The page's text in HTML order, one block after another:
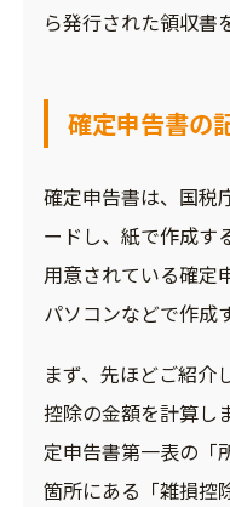
ら発行された領収書
確定申告書の
確定申告書は、国税
ードし、紙で作成す
用意されている確定
パソコンなどで作成
まず、先ほどご紹介
控除の金額を計算し
定申告書第一表の「
箇所にある「雑損控